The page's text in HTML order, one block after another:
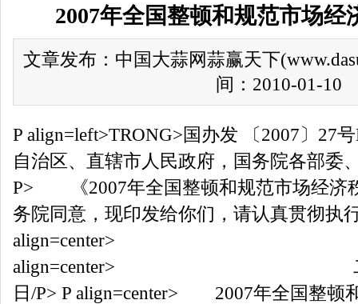
2007年全国整顿和规范市场经
文章发布：中国大蒜网蒜赢天下
间：2010-01-10
P align=left>TRONG>国办发 〔2007〕27
自治区、直辖市人民政府，国务院各部委
P> 《2007年全国整顿和规范市场经济
务院同意，现印发给你们，请认真贯彻执
align=center> 国务院
align=center> 二○○七
日/P> P align=center> 2007年全国整顿